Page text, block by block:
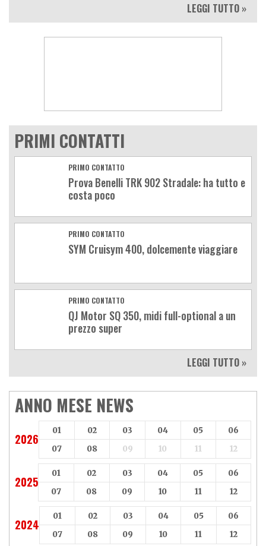
LEGGI TUTTO »
PRIMI CONTATTI
PRIMO CONTATTO
Prova Benelli TRK 902 Stradale: ha tutto e
costa poco
PRIMO CONTATTO
SYM Cruisym 400, dolcemente viaggiare
PRIMO CONTATTO
QJ Motor SQ 350, midi full-optional a un
prezzo super
LEGGI TUTTO »
ANNO MESE NEWS
2026
01 02 03 04 05
06
07
08 09 10 11 12
2025
01 02 03 04 05
06
07
08 09 10 11 12
2024
01 02 03 04 05
06
07
08 09 10 11 12